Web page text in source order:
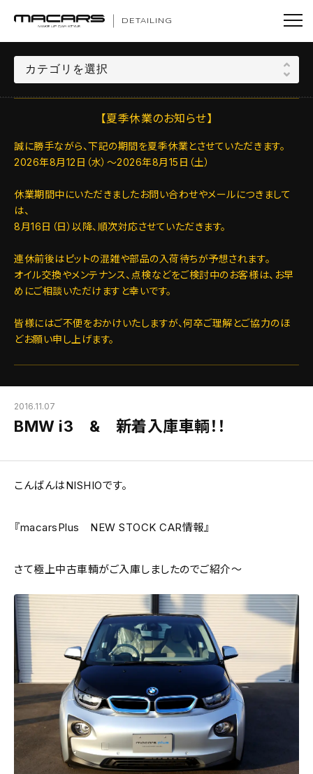
DETAILING
【夏季休業のお知らせ】
誠に勝手ながら、下記の期間を夏季休業とさせていただきます。
2026年8月12日（水）～2026年8月15日（土）
休業期間中にいただきましたお問い合わせやメールにつきまして
は、
8月16日（日）以降、順次対応させていただきます。
連休前後はピットの混雑や部品の入荷待ちが予想されます。
オイル交換やメンテナンス、点検などをご検討中のお客様は、お早
めにご相談いただけますと幸いです。
皆様にはご不便をおかけいたしますが、何卒ご理解とご協力のほ
どお願い申し上げます。
2016.11.07
BMW i3 & 新着入庫車輌！！
こんばんはNISHIOです。
『macarsPlus NEW STOCK CAR情報』
さて極上中古車輌がご入庫しましたのでご紹介～